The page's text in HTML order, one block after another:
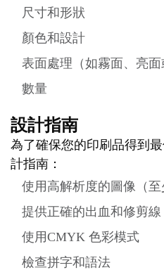
尺寸和形狀
顏色和設計
表面處理（如霧面、亮面
數量
設計指南
為了確保您的印刷品得到
計指南：
使用高解析度的圖像（至
提供正確的出血和修剪線
使用CMYK 色彩模式
檢查拼字和語法